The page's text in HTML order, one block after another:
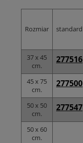
Rozmiar standard
37 x 45
cm.
277516
45 x 75
cm.
277500
50 x 50
cm.
277547
50 x 60
cm.